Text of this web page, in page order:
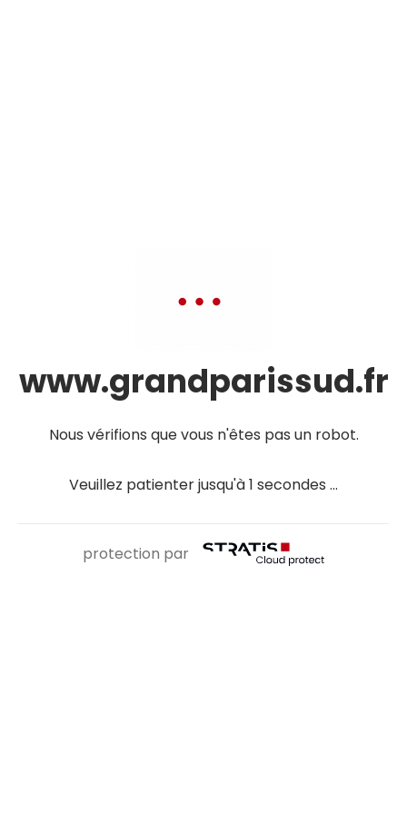
www.grandparissud.fr
Nous vérifions que vous n'êtes pas un robot.
Veuillez patienter jusqu'à1 secondes ...
protection par